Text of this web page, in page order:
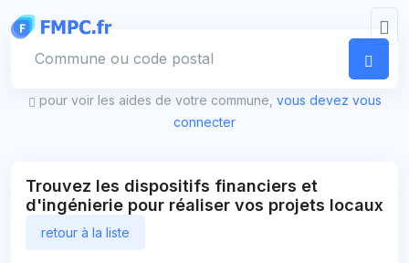
pour voir les aides de votre commune, vous devez vous
connecter
Trouvez les dispositifs financiers et
d'ingénierie pour réaliser vos projets locaux
retour à la liste
Panneau de gestion des cookies